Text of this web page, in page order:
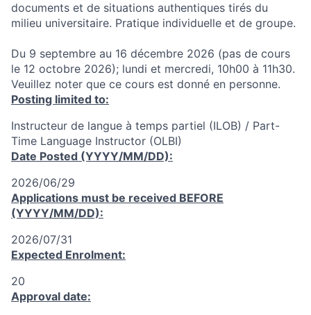
documents et de situations authentiques tirés du
milieu universitaire. Pratique individuelle et de groupe.
Du 9 septembre au 16 décembre 2026 (pas de cours
le 12 octobre 2026); lundi et mercredi, 10h00 à 11h30.
Veuillez noter que ce cours est donné en personne.
Posting limited to:
Instructeur de langue à temps partiel (ILOB) / Part-
Time Language Instructor (OLBI)
Date Posted (YYYY/MM/DD):
2026/06/29
Applications must be received BEFORE
(YYYY/MM/DD):
2026/07/31
Expected Enrolment:
20
Approval date: